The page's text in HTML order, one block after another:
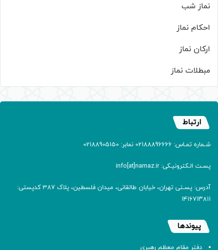
نماز شب
احکام نماز
ارکان نماز
مبطلات نماز
ارتباط
شـماره تمـاس: 02188896666 نمابر: 02188905150
پسـت الـکترونیـکی: info[at]namaz.ir
آدرس: پسـتی تهران، خیابان طالقانی، میدان فلسطین، پلاک 387 کدپستی:
۱۴۱۶۷۱۳۸۱۱
پیوندها
دفتر مقام معظم رهبری